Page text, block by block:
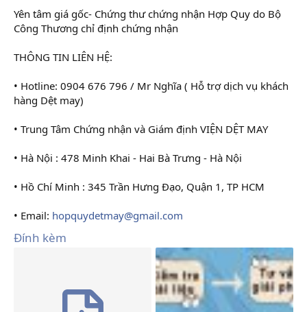
Yên tâm giá gốc- Chứng thư chứng nhận Hợp Quy do Bộ
Công Thương chỉ định chứng nhận
THÔNG TIN LIÊN HỆ:
• Hotline: 0904 676 796 / Mr Nghĩa ( Hỗ trợ dịch vụ khách
hàng Dệt may)
• Trung Tâm Chứng nhận và Giám định VIỆN DỆT MAY
• Hà Nội : 478 Minh Khai - Hai Bà Trưng - Hà Nội
• Hồ Chí Minh : 345 Trần Hưng Đạo, Quận 1, TP HCM
• Email: hopquydetmay@gmail.com
Đính kèm